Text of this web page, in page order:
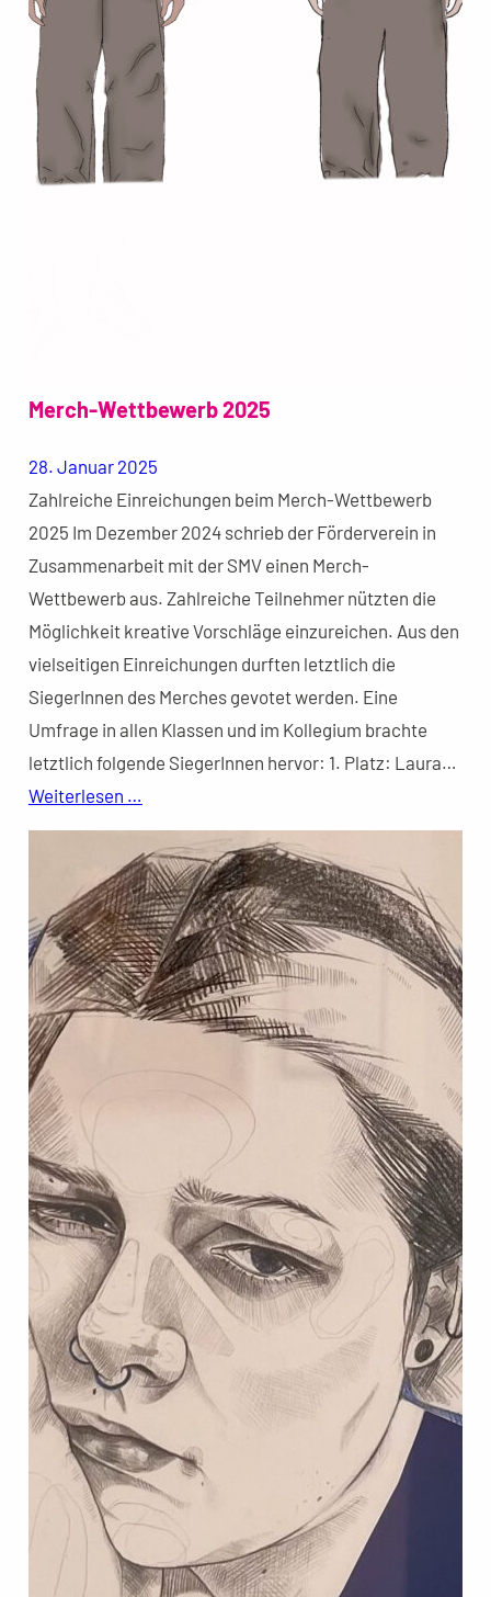
Merch-Wettbewerb 2025
28. Januar 2025
Zahlreiche Einreichungen beim Merch-Wettbewerb
2025 Im Dezember 2024 schrieb der Förderverein in
Zusammenarbeit mit der SMV einen Merch-
Wettbewerb aus. Zahlreiche Teilnehmer nützten die
Möglichkeit kreative Vorschläge einzureichen. Aus den
vielseitigen Einreichungen durften letztlich die
SiegerInnen des Merches gevotet werden. Eine
Umfrage in allen Klassen und im Kollegium brachte
letztlich folgende SiegerInnen hervor: 1. Platz: Laura…
Weiterlesen …